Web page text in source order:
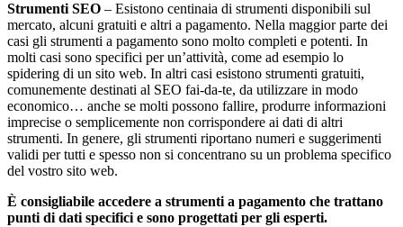
Strumenti SEO – Esistono centinaia di strumenti disponibili sul
mercato, alcuni gratuiti e altri a pagamento. Nella maggior parte dei
casi gli strumenti a pagamento sono molto completi e potenti. In
molti casi sono specifici per un’attività, come ad esempio lo
spidering di un sito web. In altri casi esistono strumenti gratuiti,
comunemente destinati al SEO fai-da-te, da utilizzare in modo
economico… anche se molti possono fallire, produrre informazioni
imprecise o semplicemente non corrispondere ai dati di altri
strumenti. In genere, gli strumenti riportano numeri e suggerimenti
validi per tutti e spesso non si concentrano su un problema specifico
del vostro sito web.
È consigliabile accedere a strumenti a pagamento che trattano
punti di dati specifici e sono progettati per gli esperti.